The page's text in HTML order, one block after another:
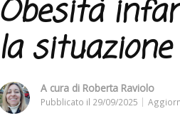
Obesità
la
A cura di Roberta Raviolo
Pubblicato il 29/09/2025